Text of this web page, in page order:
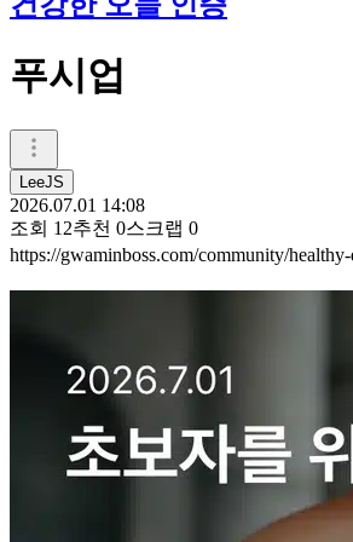
푸시업
LeeJS
2026.07.01 14:08
조회 12추천 0스크랩 0
https://gwaminboss.com/community/